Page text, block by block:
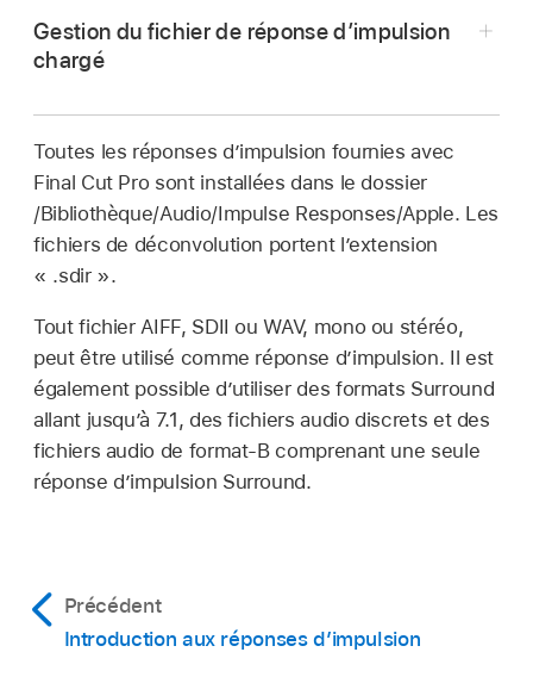
appliqué, puis ouvrez les réglages de l’effet
dans l’inspecteur audio.
Pour ajouter l’effet et afficher ses commandes,
consultez la section
Ajout d’effets Logic à des
plans dans Final Cut Pro pour Mac
Cliquez sur le bouton Sampled IR au-dessus de
l’écran principal.
Sampled IR, vous êtes invité à choisissez un
fichier de réponse d’impulsion.
Choisissez un fichier de réponse d’impulsion
dans n’importe quel dossier.
Gestion du fichier de réponse d’impulsion
chargé
un plan auquel l’effet Space Designer a été
appliqué, puis ouvrez les réglages de l’effet
dans l’inspecteur audio.
Pour ajouter l’effet et afficher ses commandes,
consultez la section
Cliquez sur le menu local IR Sample, puis
choisissez l’une des commandes suivantes :
Load IR : charge un échantillon de réponse
d’impulsion sans modifier les enveloppes.
initialise les enveloppes.
Toutes les réponses d’impulsion fournies avec
Final Cut Pro sont installées dans le dossier
/Bibliothèque/Audio/Impulse Responses/Apple. Les
fichiers de déconvolution portent l’extension
« .sdir ».
Tout fichier AIFF, SDII ou WAV, mono ou stéréo,
peut être utilisé comme réponse d’impulsion. Il est
également possible d’utiliser des formats Surround
allant jusqu’à 7.1, des fichiers audio discrets et des
fichiers audio de format-B comprenant une seule
réponse d’impulsion Surround.
Précédent
Introduction aux réponses d’impulsion